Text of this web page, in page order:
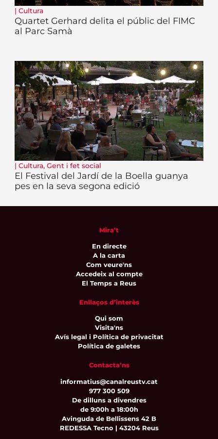
| Cultura
Quartet Gerhard delita el públic del FIMC
al Parc Samà
| Cultura, Gent i fet social
El Festival del Jardí de la Boella guanya
pes en la seva segona edició
Mira’t
En directe
A la carta
Com veure'ns
Accedeix al compte
El Temps a Reus
Enllaços d’interès
Qui som
Visita'ns
Avís legal i Política de privacitat
Política de galetes
Contacta’ns
informatius@canalreustv.cat
977 300 509
De dilluns a divendres
de 9:00h a 18:00h
Avinguda de Bellissens 42 B
REDESSA Tecno | 43204 Reus